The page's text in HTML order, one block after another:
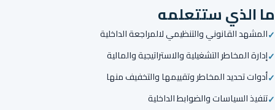
ما الذي ستتعلمه
المشهد القانوني والتنظيمي لالمراجعة الداخلية
إدارة المخاطر التشغيلية والاستراتيجية والمالية
أدوات تحديد المخاطر وتقييمها والتخفيف منها
تنفيذ السياسات والضوابط الداخلية